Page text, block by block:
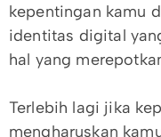
kepentingan kamu
identitas digital
hal yang
Terlebih lagi jika
mengharuskan